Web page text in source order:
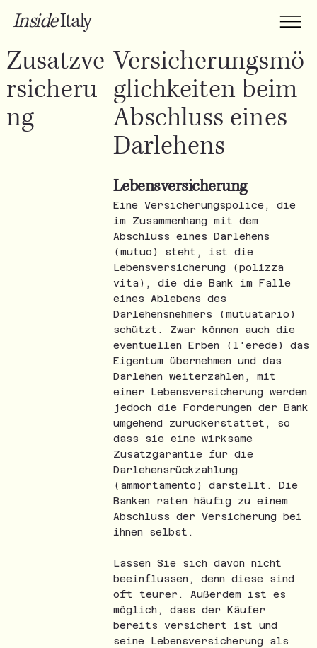
InsideItaly
Zusatzve
rsicheru
ng
Versicherungsmö
glichkeiten beim
Abschluss eines
Darlehens
Lebensversicherung
Eine Versicherungspolice, die
im Zusammenhang mit dem
Abschluss eines Darlehens
(mutuo) steht, ist die
Lebensversicherung (polizza
vita), die die Bank im Falle
eines Ablebens des
Darlehensnehmers (mutuatario)
schützt. Zwar können auch die
eventuellen Erben (l'erede) das
Eigentum übernehmen und das
Darlehen weiterzahlen, mit
einer Lebensversicherung werden
jedoch die Forderungen der Bank
umgehend zurückerstattet, so
dass sie eine wirksame
Zusatzgarantie für die
Darlehensrückzahlung
(ammortamento) darstellt. Die
Banken raten häufig zu einem
Abschluss der Versicherung bei
ihnen selbst.
Lassen Sie sich davon nicht
beeinflussen, denn diese sind
oft teurer. Außerdem ist es
möglich, dass der Käufer
bereits versichert ist und
seine Lebensversicherung als